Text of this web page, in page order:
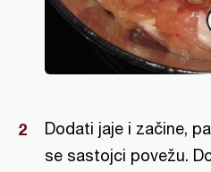
Dodati jaje i začine,
se sastojci povežu.